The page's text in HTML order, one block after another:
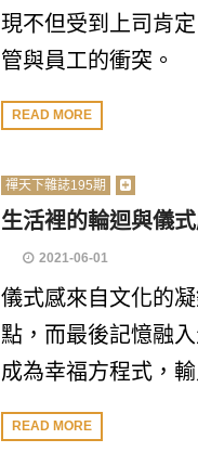
現不但受到上司肯
管與員工的衝突。
READ MORE
禪天下雜誌195期
生活裡的輪迴與儀
2021-06-01
儀式感來自文化的
點，而最後記憶融
成為幸福方程式，
READ MORE